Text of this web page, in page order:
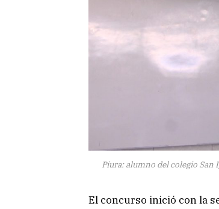
Piura: alumno del colegio
El concurso inició con la